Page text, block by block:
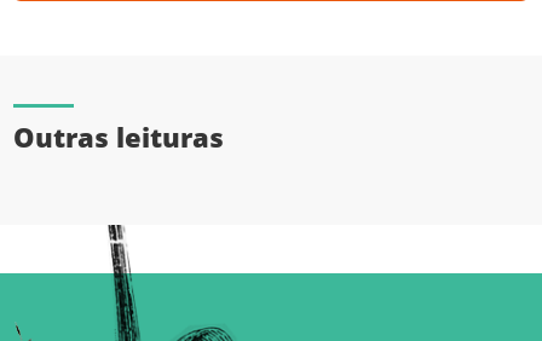
Outras leituras